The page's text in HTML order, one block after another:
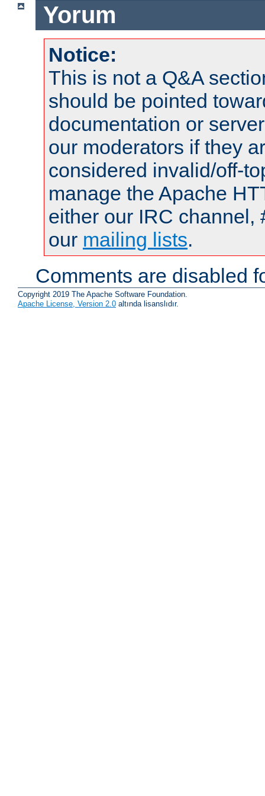
Yorum
Notice:
This is not a Q&A
should be pointed
documentation or
our moderators if they
considered invalid/off-
manage the Apache
either our IRC channel,
our mailing lists.
Comments are disabled
Copyright 2019 The Apache Software Foundation.
Apache License, Version 2.0 altında lisanslıdır.